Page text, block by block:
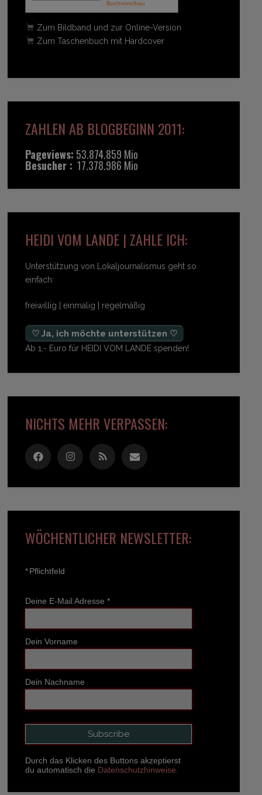
Buchvorschau
Zum Bildband und zur Online-Version
Zum Taschenbuch mit Hardcover
ZAHLEN AB BLOGBEGINN 2011:
Pageviews: 53.874.859 Mio
Besucher : 17.378.986 Mio
HEIDI VOM LANDE | ZAHLE ICH:
Unterstützung von Lokaljournalismus geht so
einfach:
freiwillig | einmalig | regelmäßig
♡ Ja, ich möchte unterstützen ♡
Ab 1,- Euro für HEIDI VOM LANDE spenden!
NICHTS MEHR VERPASSEN:
WÖCHENTLICHER NEWSLETTER:
*Pflichtfeld
Deine E-Mail Adresse *
Dein Vorname
Dein Nachname
Durch das Klicken des Buttons akzeptierst
du automatisch die Datenschutzhinweise.